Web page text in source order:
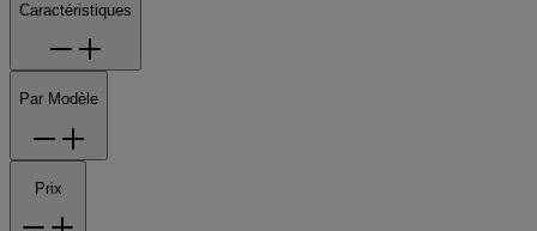
Caractéristiques
Par Modèle
Prix